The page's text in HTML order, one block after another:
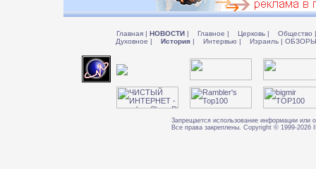
Главная | НОВОСТИ | Главное | Церковь | Общество |
Духовное | История | Интервью | Израиль |
Запрещается использование информации или
Все права закреплены. Copyright © 1999-